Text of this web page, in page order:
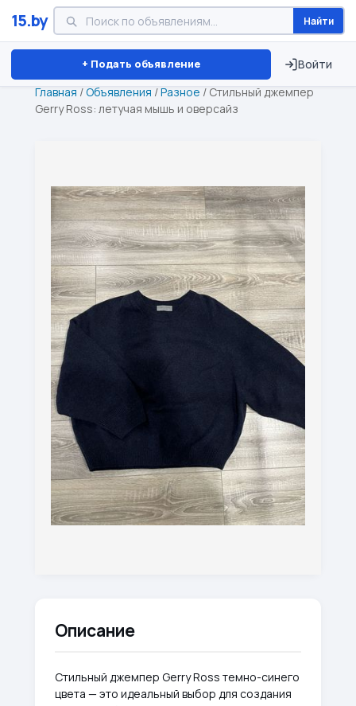
15.by Найти
+ Подать объявление Войти
Минск Витебск Брест ⏱ ТОЛЬКО 15 ДНЕЙ
Главная /Объявления /Разное / Стильный джемпер
Gerry Ross: летучая мышь и оверсайз
Описание
Стильный джемпер Gerry Ross темно-синего
цвета — это идеальный выбор для создания